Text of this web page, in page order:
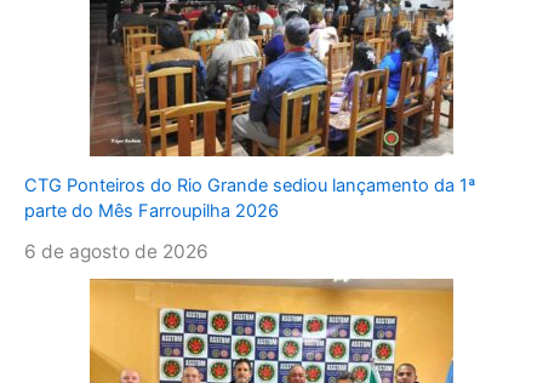
CTG Ponteiros do Rio Grande sediou lançamento da 1ª
parte do Mês Farroupilha 2026
6 de agosto de 2026